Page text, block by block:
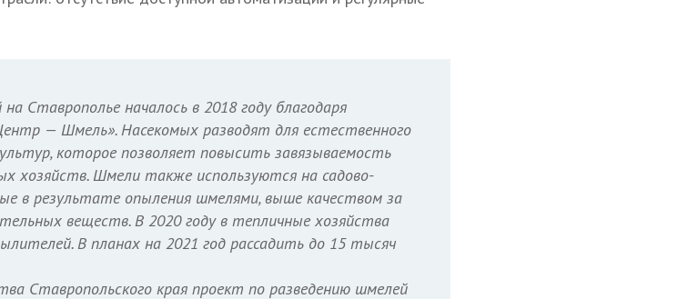
Ставрополье началось в 2018 году благодаря
— Шмель». Насекомых разводят для естественного
которое позволяет повысить завязываемость
хозяйств. Шмели также используются на садово-
в результате опыления шмелями, выше качеством за
веществ. В 2020 году в тепличные хозяйства
В планах на 2021 год рассадить до 15 тысяч
Ставропольского края проект по разведению шмелей